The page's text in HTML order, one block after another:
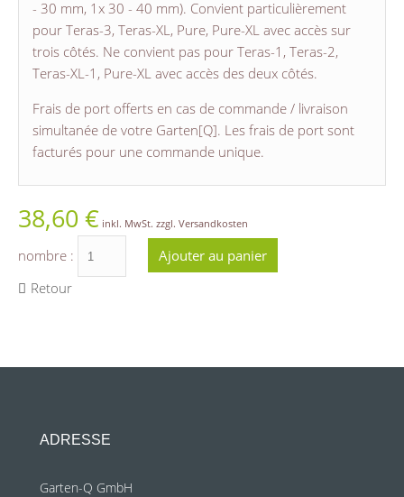
- 30 mm, 1x 30 - 40 mm). Convient particulièrement
pour Teras-3, Teras-XL, Pure, Pure-XL avec accès sur
trois côtés. Ne convient pas pour Teras-1, Teras-2,
Teras-XL-1, Pure-XL avec accès des deux côtés.
Frais de port offerts en cas de commande / livraison
simultanée de votre Garten[Q]. Les frais de port sont
facturés pour une commande unique.
38,60 € inkl. MwSt. zzgl. Versandkosten
nombre :
Retour
ADRESSE
Garten-Q GmbH